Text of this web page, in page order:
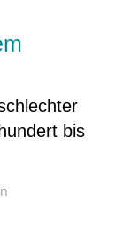
bis